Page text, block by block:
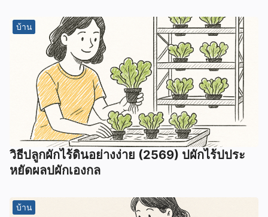
บ้าน
วิธีปลูกผักไร้ดินอย่างง่าย (2569) ปผักไร้ปประ
หยัดผลปผักเองกล
บ้าน